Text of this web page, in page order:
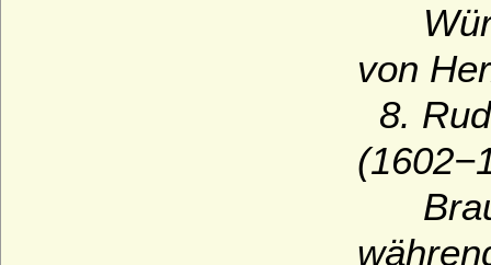
von
8.